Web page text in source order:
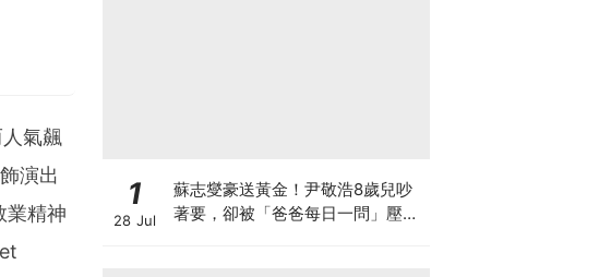
氣飆
演出
業精神
1
28 Jul
蘇志燮豪送黃金！尹敬浩8歲兒吵
著要，卻被「爸爸每日一問」壓力